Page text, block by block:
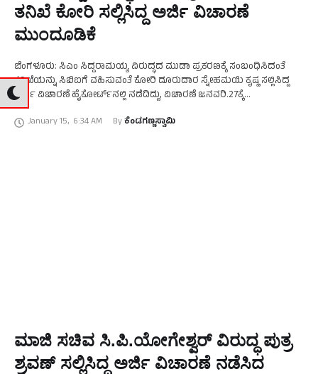
ತನಿಖೆ ಕೋರಿ ಸಲ್ಲಿಸಿದ್ದ ಅರ್ಜಿ ವಿಚಾರಣೆ
ಮುಂದೂಡಿಕೆ
ಬೆಂಗಳೂರು: ಸಿಎಂ ಸಿದ್ದರಾಮಯ್ಯ ವಿರುದ್ಧದ ಮುಡಾ ಪ್ರಕರಣಕ್ಕೆ ಸಂಬಂಧಿಸಿದಂತೆ
ತನಿಖೆಯನ್ನು ಸಿಬಿಐಗೆ ವಹಿಸುವಂತೆ ಕೋರಿ ದೂರುದಾರ ಸ್ನೇಹಮಯಿ ಕೃಷ್ಣ ಸಲ್ಲಿಸಿದ್ದ
ಅರ್ಜಿ ವಿಚಾರಣೆ ಹೈಕೋರ್ಟ್‌ನಲ್ಲಿ ನಡೆದಿದ್ದು, ವಿಚಾರಣೆ ಜನವರಿ.27ಕ್ಕೆ
ಮುಂದೂಡಿಕೆಯಾಗಿದೆ. ದೂರುದಾರ ಸ್ನೇಹಮಯಿ ಕೃಷ್ಣ ಸಲ್ಲಿಸಿದ್ದ ಅರ್ಜಿ ವಿಚಾರಣೆಯನ್ನು
ಕೈಗೆತ್ತಿಕೊಂಡ ಹೈಕೋರ್ಟ್‌ …
January 15, 6:34 AM By ಕೆಂಡಗಣ್ಣಸ್ವಾಮಿ
ಮಾಜಿ ಸಚಿವ ಸಿ.ಪಿ.ಯೋಗೇಶ್ವರ್‌ ವಿರುದ್ಧ ಪುತ್ರ
ಶ್ರವಣ್‌ ಸಲ್ಲಿಸಿದ್ದ ಅರ್ಜಿ ವಿಚಾರಣೆ ನಡೆಸಿದ